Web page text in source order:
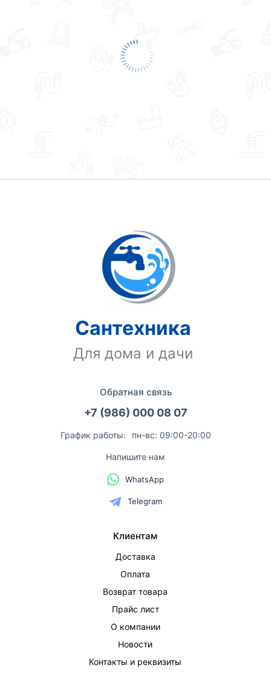
Сантехника
Для дома и дачи
Обратная связь
+7 (986) 000 08 07
График работы: пн-вс: 09:00-20:00
Напишите нам
WhatsApp
Telegram
Клиентам
Доставка
Оплата
Возврат товара
Прайс лист
О компании
Новости
Контакты и реквизиты